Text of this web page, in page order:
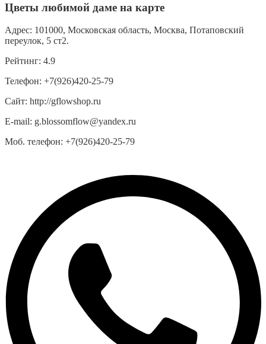
Цветы любимой даме на карте
Адрес: 101000, Московская область, Москва, Потаповский
переулок, 5 ст2.
Рейтинг: 4.9
Телефон: +7(926)420-25-79
Сайт: http://gflowshop.ru
E-mail: g.blossomflow@yandex.ru
Моб. телефон: +7(926)420-25-79